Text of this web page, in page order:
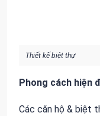
Thiết kế biệt thự
Phong cách hiện
Các căn hộ & biệt